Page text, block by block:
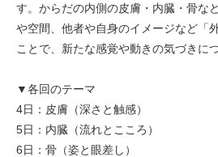
す。からだの内側の皮膚・内臓・骨な
や空間、他者や自身のイメージなど「
ことで、新たな感覚や動きの気づきに
▼各回のテーマ
4日：皮膚（深さと触感）
5日：内臓（流れとこころ）
6日：骨（姿と眼差し）